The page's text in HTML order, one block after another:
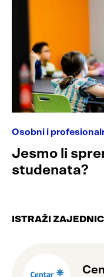
Osobni i
Jesmo li
studenata?
ISTRAŽI